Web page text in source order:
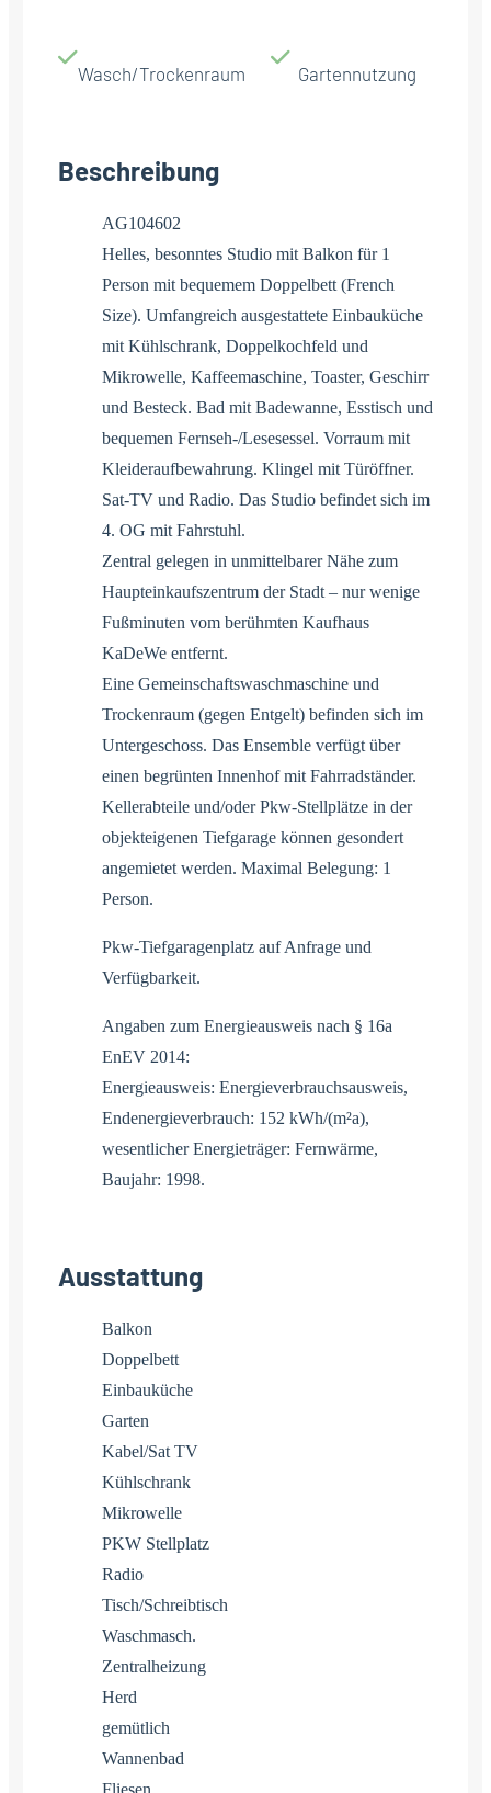
Wasch/Trockenraum Gartennutzung
Beschreibung
AG104602
Helles, besonntes Studio mit Balkon für 1
Person mit bequemem Doppelbett (French
Size). Umfangreich ausgestattete Einbauküche
mit Kühlschrank, Doppelkochfeld und
Mikrowelle, Kaffeemaschine, Toaster, Geschirr
und Besteck. Bad mit Badewanne, Esstisch und
bequemen Fernseh-/Lesesessel. Vorraum mit
Kleideraufbewahrung. Klingel mit Türöffner.
Sat-TV und Radio. Das Studio befindet sich im
4. OG mit Fahrstuhl.
Zentral gelegen in unmittelbarer Nähe zum
Haupteinkaufszentrum der Stadt – nur wenige
Fußminuten vom berühmten Kaufhaus
KaDeWe entfernt.
Eine Gemeinschaftswaschmaschine und
Trockenraum (gegen Entgelt) befinden sich im
Untergeschoss. Das Ensemble verfügt über
einen begrünten Innenhof mit Fahrradständer.
Kellerabteile und/oder Pkw-Stellplätze in der
objekteigenen Tiefgarage können gesondert
angemietet werden. Maximal Belegung: 1
Person.
Pkw-Tiefgaragenplatz auf Anfrage und
Verfügbarkeit.
Angaben zum Energieausweis nach § 16a
EnEV 2014:
Energieausweis: Energieverbrauchsausweis,
Endenergieverbrauch: 152 kWh/(m²a),
wesentlicher Energieträger: Fernwärme,
Baujahr: 1998.
Ausstattung
Balkon
Doppelbett
Einbauküche
Garten
Kabel/Sat TV
Kühlschrank
Mikrowelle
PKW Stellplatz
Radio
Tisch/Schreibtisch
Waschmasch.
Zentralheizung
Herd
gemütlich
Wannenbad
Fliesen